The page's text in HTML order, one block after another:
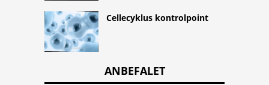
Cellecyklus kontrolpoint
ANBEFALET